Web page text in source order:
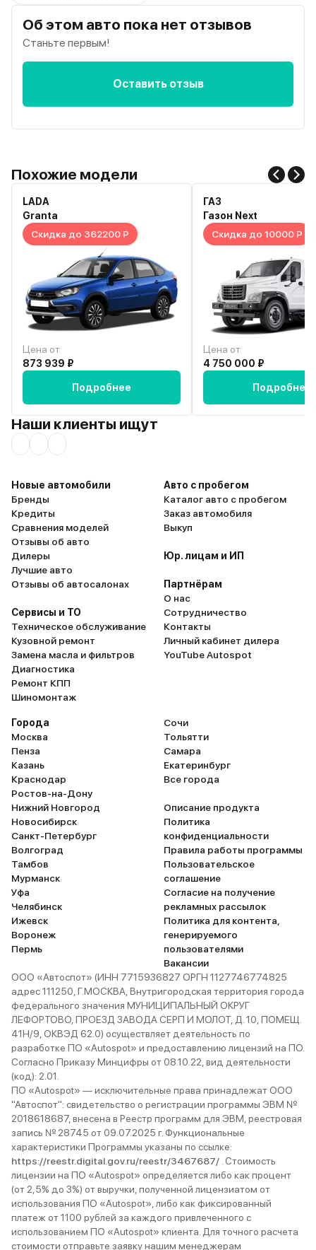
Об этом авто пока нет отзывов
Станьте первым!
Оставить отзыв
Похожие модели
LADA
Granta
Скидка до 362200 Р
Цена от
873 939 ₽
Подробнее
ГАЗ
Газон Next
Скидка до 10000 Р
Цена от
4 750 000 ₽
Подробнее
Наши клиенты ищут
Новые автомобили
Бренды
Кредиты
Сравнения моделей
Отзывы об авто
Дилеры
Лучшие авто
Отзывы об автосалонах
Сервисы и ТО
Техническое обслуживание
Кузовной ремонт
Замена масла и фильтров
Диагностика
Ремонт КПП
Шиномонтаж
Авто с пробегом
Каталог авто с пробегом
Заказ автомобиля
Выкуп
Юр. лицам и ИП
Партнёрам
О нас
Сотрудничество
Контакты
Личный кабинет дилера
YouTube Autospot
Города
Москва
Пенза
Казань
Краснодар
Ростов-на-Дону
Нижний Новгород
Новосибирск
Санкт-Петербург
Волгоград
Тамбов
Мурманск
Уфа
Челябинск
Ижевск
Воронеж
Пермь
Сочи
Тольятти
Самара
Екатеринбург
Все города
Описание продукта
Политика
конфиденциальности
Правила работы программы
Пользовательское
соглашение
Согласие на получение
рекламных рассылок
Политика для контента,
генерируемого
пользователями
Вакансии
ООО «Автоспот» (ИНН 7715936827 ОРГН 1127746774825
адрес 111250, Г.МОСКВА, Внутригородская территория города
федерального значения МУНИЦИПАЛЬНЫЙ ОКРУГ
ЛЕФОРТОВО, ПРОЕЗД ЗАВОДА СЕРП И МОЛОТ, Д. 10, ПОМЕЩ.
41Н/9, ОКВЭД 62.0) осуществляет деятельность по
разработке ПО «Autospot» и предоставлению лицензий на ПО.
Согласно Приказу Минцифры от 08.10.22, вид деятельности
(код): 2.01.
ПО «Autospot» — исключительные права принадлежат ООО
"Автоспот": свидетельство о регистрации программы ЭВМ №
2018618687, внесена в Реестр программ для ЭВМ, реестровая
запись № 28745 от 09.07.2025 г. Функциональные
характеристики Программы указаны по ссылке:
https://reestr.digital.gov.ru/reestr/3467687/ . Стоимость
лицензии на ПО «Autospot» определяется либо как процент
(от 2,5% до 3%) от выручки, полученной лицензиатом от
использования ПО «Autospot», либо как фиксированный
платеж от 1100 рублей за каждого привлеченного с
использованием ПО «Autospot» клиента. Для точного расчета
стоимости отправьте заявку нашим менеджерам